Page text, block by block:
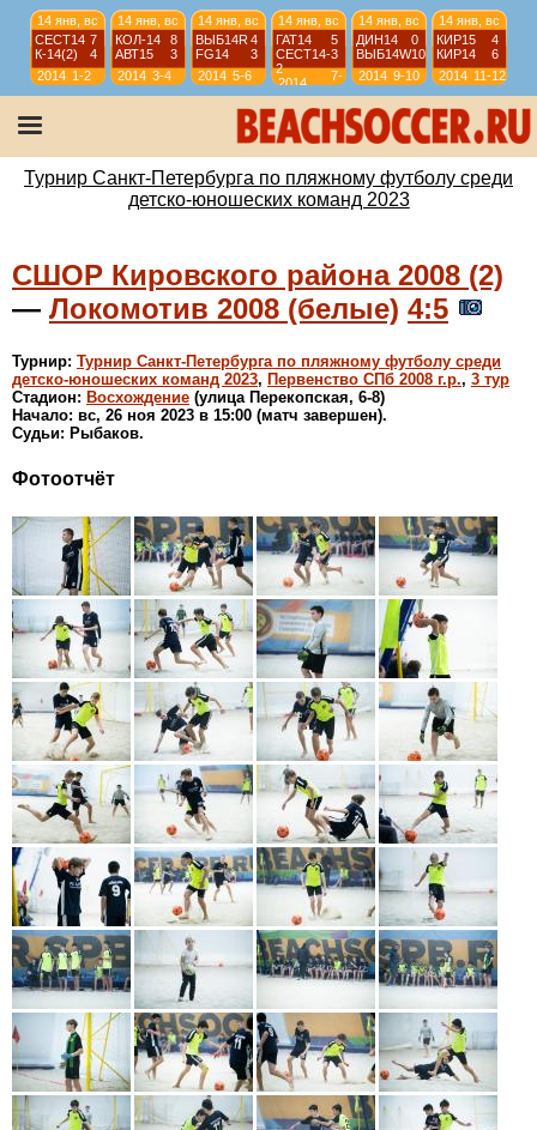
14 янв, вс
СЕСТ14 7
К-14(2)
4
2014 1-2
14 янв, вс
КОЛ-14
8
АВТ15
3
2014 3-4
14 янв, вс
ВЫБ14R4
FG14
3
2014 5-6
14 янв, вс
ГАТ14
5
СЕСТ14-
2
3
2014
7-
8
14 янв, вс
ДИН14
0
ВЫБ14W10
2014 9-10
14 янв, вс
КИР15
4
КИР14
6
2014 11-12
13 янв, сб
3
СШЛ11-23
13 янв, сб
ИС-11-О
12
СШЛ11-2 4
13 янв, сб
КР-11
6
ИС-11
3
Турнир Санкт-Петербурга по пляжному футболу среди
детско-юношеских команд 2023
СШОР Кировского района 2008 (2)
— Локомотив 2008 (белые) 4:5
Турнир: Турнир Санкт-Петербурга по пляжному футболу среди
детско-юношеских команд 2023, Первенство СПб 2008 г.р., 3 тур
Стадион: Восхождение (улица Перекопская, 6-8)
Начало: вс, 26 ноя 2023 в 15:00 (матч завершен).
Судьи: Рыбаков.
Фотоотчёт